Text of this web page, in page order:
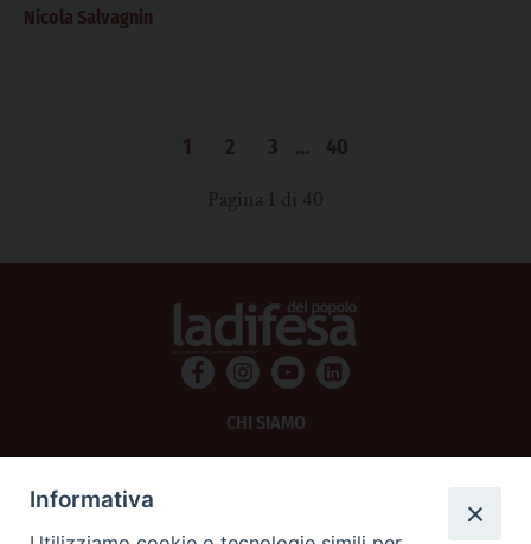
Nicola Salvagnin
1 2 3 … 40
Pagina 1 di 40
CHI SIAMO
Informativa